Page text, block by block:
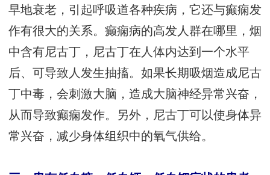
早地衰老，引起呼吸道各种疾病，它还与癫痫发
作有很大的关系。癫痫病的高发人群在哪里，烟
中含有尼古丁，尼古丁在人体内达到一个水平
后、可导致人发生抽搐。如果长期吸烟造成尼古
丁中毒，会刺激大脑，造成大脑神经异常兴奋，
从而导致癫痫发作。另外，尼古丁可以使身体异
常兴奋，减少身体组织中的氧气供给。